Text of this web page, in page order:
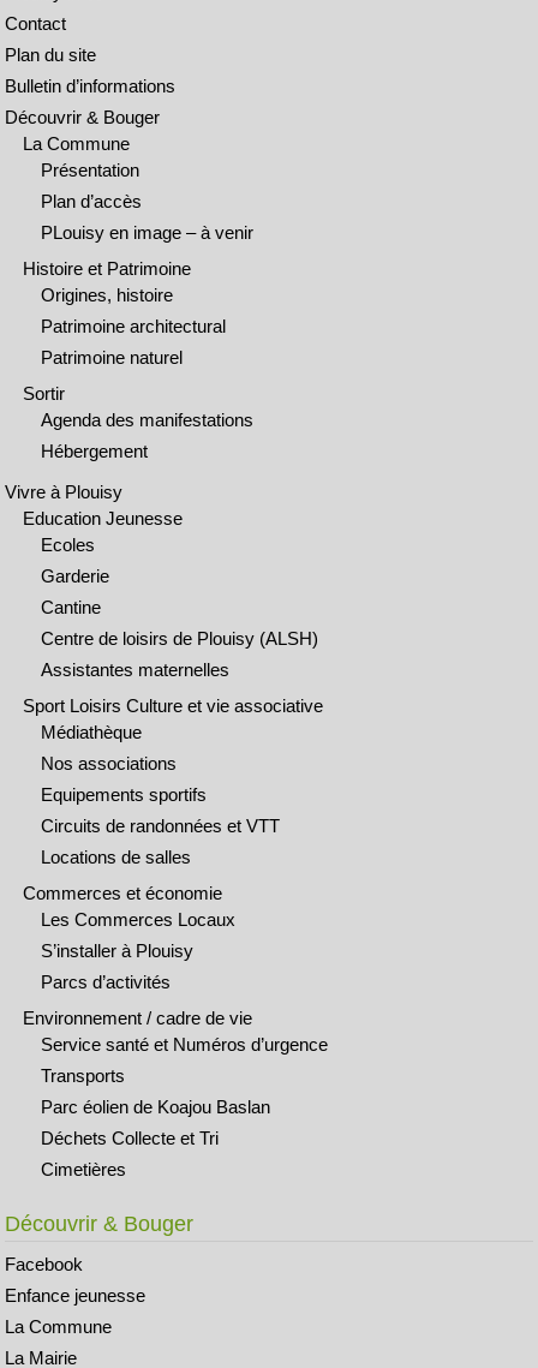
Contact
Plan du site
Bulletin d’informations
Découvrir & Bouger
La Commune
Présentation
Plan d’accès
PLouisy en image – à venir
Histoire et Patrimoine
Origines, histoire
Patrimoine architectural
Patrimoine naturel
Sortir
Agenda des manifestations
Hébergement
Vivre à Plouisy
Education Jeunesse
Ecoles
Garderie
Cantine
Centre de loisirs de Plouisy (ALSH)
Assistantes maternelles
Sport Loisirs Culture et vie associative
Médiathèque
Nos associations
Equipements sportifs
Circuits de randonnées et VTT
Locations de salles
Commerces et économie
Les Commerces Locaux
S’installer à Plouisy
Parcs d’activités
Environnement / cadre de vie
Service santé et Numéros d’urgence
Transports
Parc éolien de Koajou Baslan
Déchets Collecte et Tri
Cimetières
Découvrir & Bouger
Facebook
Enfance jeunesse
La Commune
La Mairie